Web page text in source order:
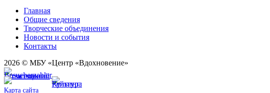
Главная
Общие сведения
Творческие объединения
Новости и события
Контакты
2026 © МБУ «Центр «Вдохновение»
Карта сайта